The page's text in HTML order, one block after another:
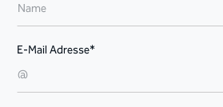
E-Mail Adresse*